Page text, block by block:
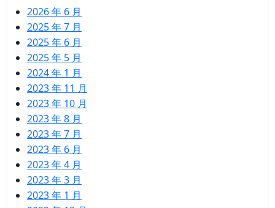
2026 年 6 月
2025 年 7 月
2025 年 6 月
2025 年 5 月
2024 年 1 月
2023 年 11 月
2023 年 10 月
2023 年 8 月
2023 年 7 月
2023 年 6 月
2023 年 4 月
2023 年 3 月
2023 年 1 月